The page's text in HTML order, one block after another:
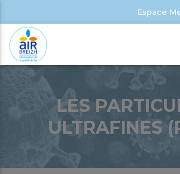
Espace
LES
ULTRAFINES